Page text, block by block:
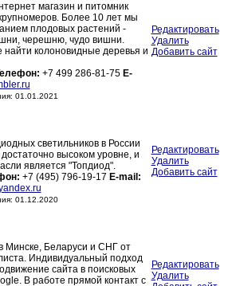
магазин и питомник
Более 10 лет мы
плодовых растений -
черешню, чудо вишни.
найти колоновидные деревья и
+7 499 286-81-75 E-
01.01.2021
Редактировать
Удалить
Добавить сайт
светильников в России
высоком уровне, и
является "Топдиод".
+7 (495) 796-19-17 E-mail:
01.12.2020
Редактировать
Удалить
Добавить сайт
Минске, Беларуси и СНГ от
Индивидуальный подход
сайта в поисковых
В работе прямой контакт с
Редактировать
Удалить